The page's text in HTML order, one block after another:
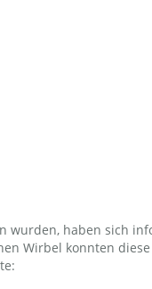
wurden, haben sich
Wirbel konnten